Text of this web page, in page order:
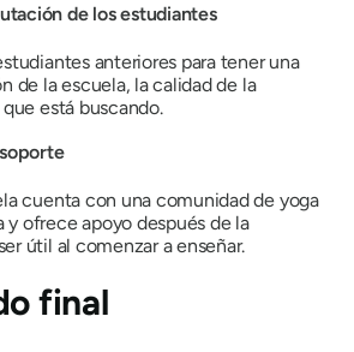
de los estudiantes
anteriores para tener una
de la escuela, la calidad de la
está buscando.
cuenta con una comunidad de yoga
y ofrece apoyo después de la
útil al comenzar a enseñar.
final